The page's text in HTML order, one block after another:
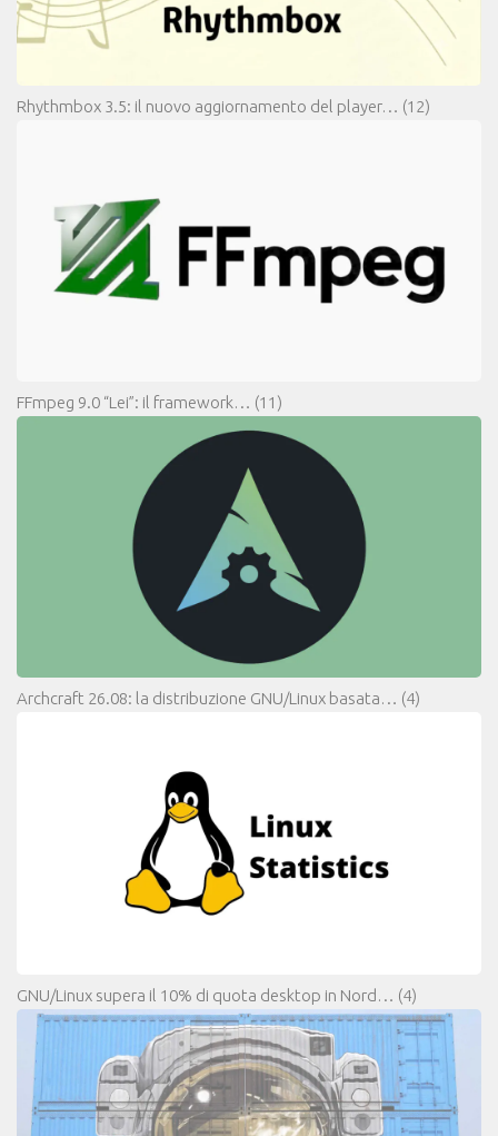
Rhythmbox 3.5: il nuovo aggiornamento del player… (12)
FFmpeg 9.0 “Lei”: il framework… (11)
Archcraft 26.08: la distribuzione GNU/Linux basata… (4)
GNU/Linux supera il 10% di quota desktop in Nord… (4)